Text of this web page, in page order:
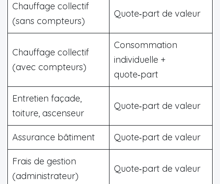
Chauffage collectif
(sans compteurs)
Quote‑part de valeur
Chauffage collectif
(avec compteurs)
Consommation
individuelle +
quote‑part
Entretien façade,
toiture, ascenseur
Quote‑part de valeur
Assurance bâtiment Quote‑part de valeur
Frais de gestion
(administrateur)
Quote‑part de valeur